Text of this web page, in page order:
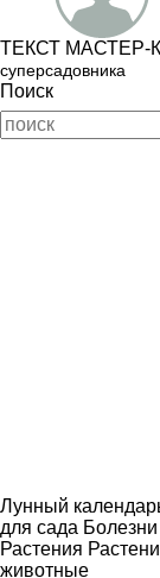
ТЕКСТ МАСТЕР-
суперсадовника
Поиск
Лунный
для сада
Растения
животные